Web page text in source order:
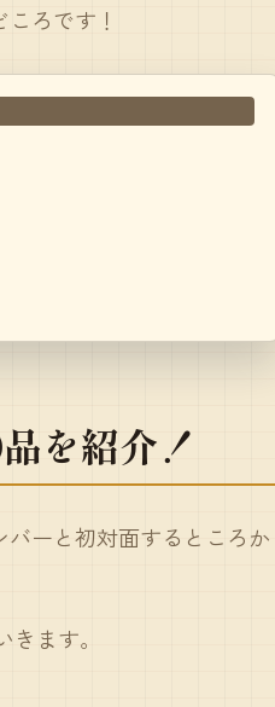
ろです！
を紹介！
ーと初対面するところか
ます。